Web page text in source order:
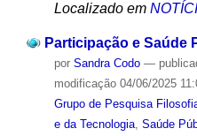
Localizado em
Participação e Saúde
por Sandra Codo —
modificação04/06/2025
Grupo de Pesquisa
e da Tecnologia, Saúde